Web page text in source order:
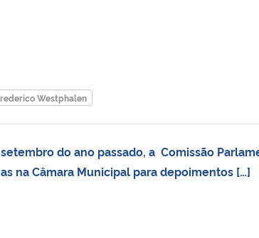
Westphalen
do ano passado, a Comissão
na Câmara Municipal para depoimentos […]